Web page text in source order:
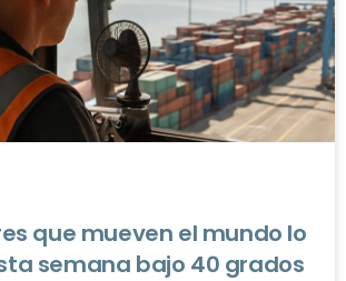
que mueven el mundo lo
semana bajo 40 grados